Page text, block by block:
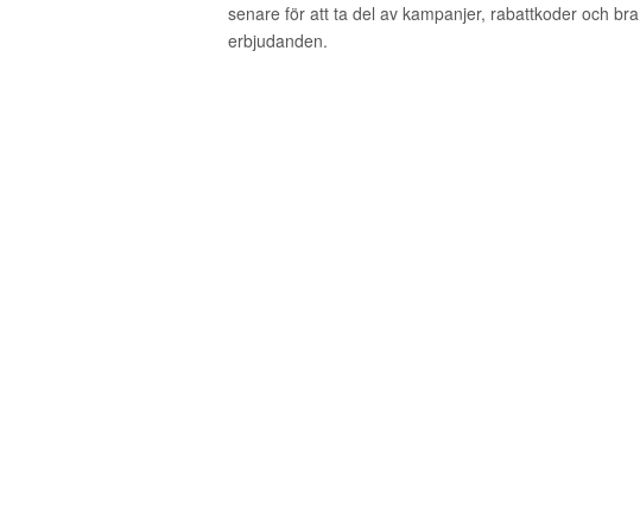
senare för att ta del av kampanjer, rabattkoder och bra
erbjudanden.